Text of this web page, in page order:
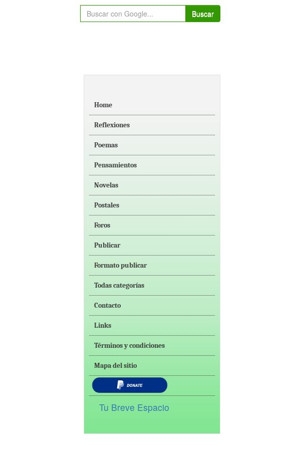
Buscar
Home
Reflexiones
Poemas
Pensamientos
Novelas
Postales
Foros
Publicar
Formato publicar
Todas categorías
Contacto
Links
Términos y condiciones
Mapa del sitio
Tu Breve Espacio